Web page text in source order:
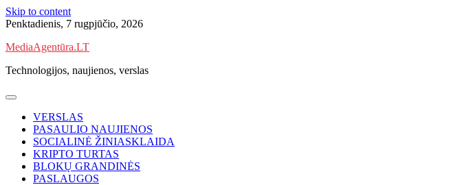
Skip to content
Penktadienis, 7 rugpjūčio, 2026
MediaAgentūra.LT
Technologijos, naujienos, verslas
VERSLAS
PASAULIO NAUJIENOS
SOCIALINĖ ŽINIASKLAIDA
KRIPTO TURTAS
BLOKŲ GRANDINĖS
PASLAUGOS